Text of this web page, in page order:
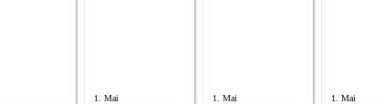
1. Mai 1. Mai 1. Mai